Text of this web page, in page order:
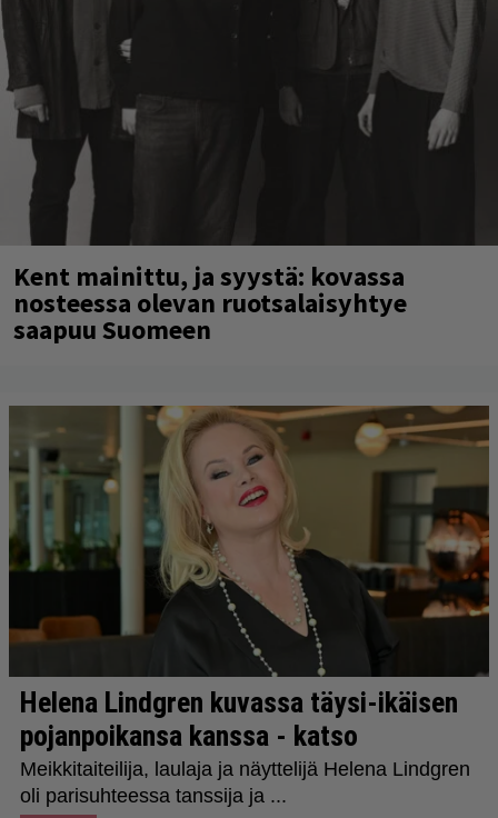
Kent mainittu, ja syystä: kovassa
nosteessa olevan ruotsalaisyhtye
saapuu Suomeen